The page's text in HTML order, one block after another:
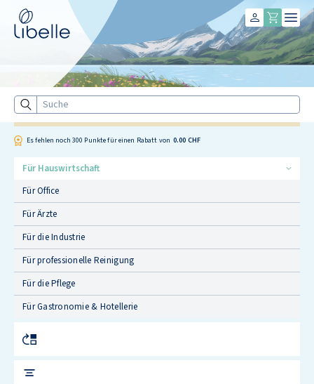
Suche
Es fehlen noch 300 Punkte für einen Rabatt von 0.00 CHF
Für Hauswirtschaft
Für Office
Für Ärzte
Für die Industrie
Für professionelle Reinigung
Für die Pflege
Für Gastronomie & Hotellerie